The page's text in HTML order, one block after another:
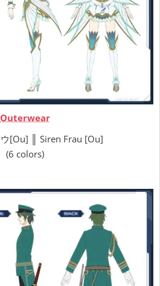
Outerwear
[Ou] ║ Siren Frau [Ou]
(6 colors)